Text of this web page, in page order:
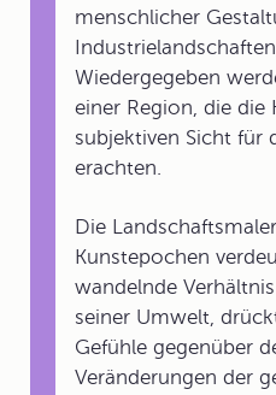
menschlicher
Wiedergegeben
einer Region, die die
subjektiven Sicht für
erachten.
Die
Kunstepochen
wandelnde
seiner Umwelt,
Gefühle gegenüber
Veränderungen der